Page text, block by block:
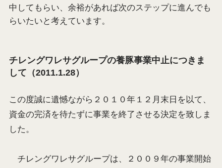
中してもらい、余裕があれば次のステップに進んでも
らいたいと考えています。
チレングワレサグループの養豚事業中止につきま
して（2011.1.28）
この度誠に遺憾ながら２０１０年１２月末日を以て、
資金の完済を待たずに事業を終了させる決定を致しま
した。
チレングワレサグループは、２００９年の事業開始